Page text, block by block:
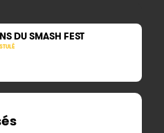
DU SMASH FEST